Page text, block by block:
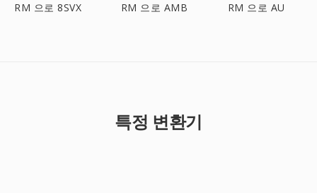
RM 으로 8SVX RM 으로 AMB RM 으로 AU
특정 변환기